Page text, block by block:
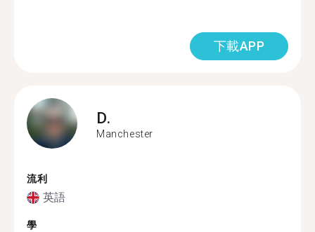
下載APP
D.
Manchester
流利
英語
學